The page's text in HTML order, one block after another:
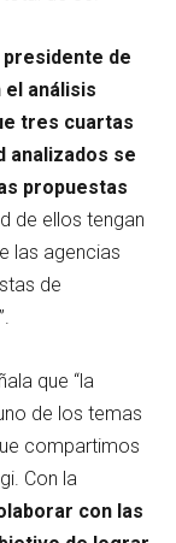
de
análisis
tres cuartas
analizados se
propuestas
de ellos tengan
las agencias
de
que “la
de los temas
compartimos
Con la
con las